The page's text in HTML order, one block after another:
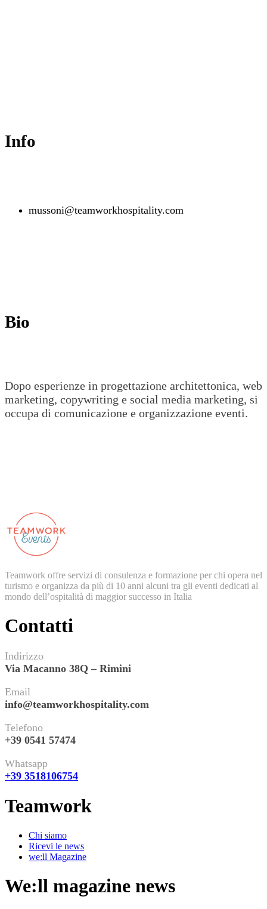
Info
mussoni@teamworkhospitality.com
Bio
Dopo esperienze in progettazione architettonica, web
marketing, copywriting e social media marketing, si
occupa di comunicazione e organizzazione eventi.
Teamwork offre servizi di consulenza e formazione per chi opera nel
turismo e organizza da più di 10 anni alcuni tra gli eventi dedicati al
mondo dell’ospitalità di maggior successo in Italia
Contatti
Indirizzo
Via Macanno 38Q – Rimini
Email
info@teamworkhospitality.com
Telefono
+39 0541 57474
Whatsapp
+39 3518106754
Teamwork
Chi siamo
Ricevi le news
we:ll Magazine
We:ll magazine news